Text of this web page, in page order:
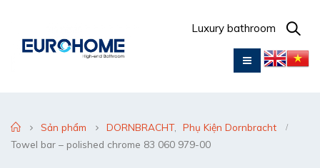
Luxury bathroom
Sản phẩm DORNBRACHT,
Phụ Kiện Dornbracht
Towel bar – polished chrome 83 060 979-00